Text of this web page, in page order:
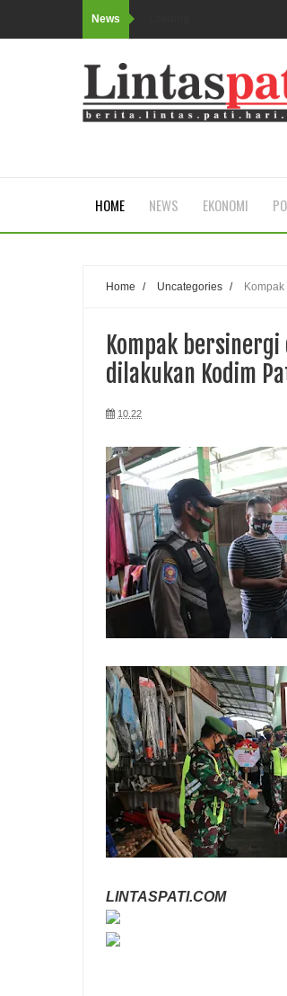
News
HOME NEWS EKONOMI
Home / Uncategories /
Kompak
dilakukan Kodim
10.22
LINTASPATI.COM